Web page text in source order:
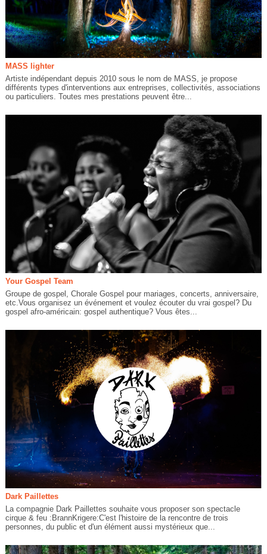
MASS lighter
Artiste indépendant depuis 2010 sous le nom de MASS, je propose
différents types d'interventions aux entreprises, collectivités, associations
ou particuliers. Toutes mes prestations peuvent être...
Your Gospel Team
Groupe de gospel, Chorale Gospel pour mariages, concerts, anniversaire,
etc.Vous organisez un événement et voulez écouter du vrai gospel? Du
gospel afro-américain: gospel authentique? Vous êtes...
Dark Paillettes
La compagnie Dark Paillettes souhaite vous proposer son spectacle
cirque & feu :BrannKrigere:C'est l'histoire de la rencontre de trois
personnes, du public et d'un élément aussi mystérieux que...